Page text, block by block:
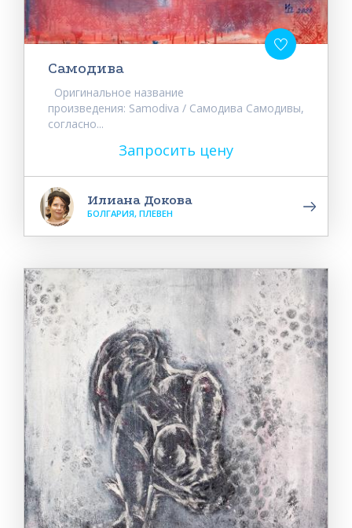
Самодива
Оригинальное название
произведения: Samodiva / Самодива Самодивы,
согласно...
Запросить цену
Илиана Докова
БОЛГАРИЯ, ПЛЕВЕН